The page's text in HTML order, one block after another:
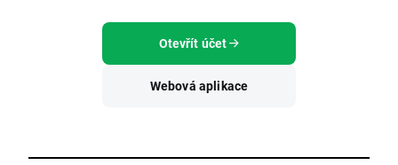
Otevřít účet
Webová aplikace